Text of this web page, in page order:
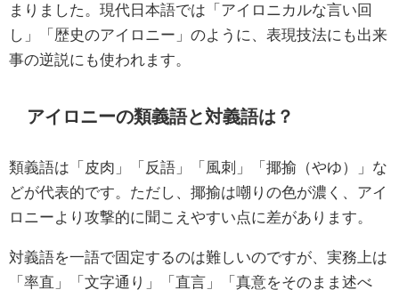
まりました。現代日本語では「アイロニカルな言い回
し」「歴史のアイロニー」のように、表現技法にも出来
事の逆説にも使われます。
アイロニーの類義語と対義語は？
類義語は「皮肉」「反語」「風刺」「揶揄（やゆ）」な
どが代表的です。ただし、揶揄は嘲りの色が濃く、アイ
ロニーより攻撃的に聞こえやすい点に差があります。
対義語を一語で固定するのは難しいのですが、実務上は
「率直」「文字通り」「直言」「真意をそのまま述べ